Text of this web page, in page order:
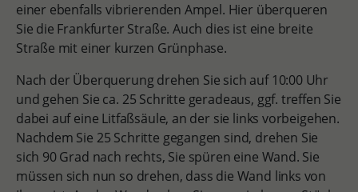
einer ebenfalls vibrierenden Ampel. Hier überqueren
Sie die Frankfurter Straße. Auch dies ist eine breite
Straße mit einer kurzen Grünphase.
Nach der Überquerung drehen Sie sich auf 10:00 Uhr
und gehen Sie ca. 25 Schritte geradeaus, ggf. treffen Sie
dabei auf eine Litfaßsäule, an der sie links vorbeigehen.
Nachdem Sie 25 Schritte gegangen sind, drehen Sie
sich 90 Grad nach rechts, Sie spüren eine Wand. Sie
müssen sich nun so drehen, dass die Wand links von